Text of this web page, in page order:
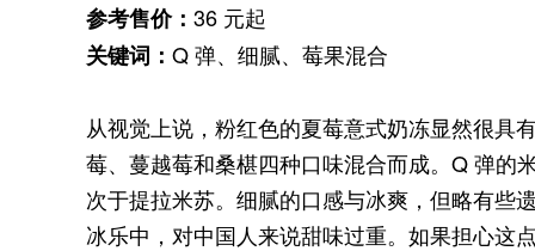
参考售价： 36 元起
关键词： Q 弹、细腻、莓果混合
从视觉上说，粉红色的夏莓意式奶冻显然很具
莓、蔓越莓和桑椹四种口味混合而成。Q 弹的
次于提拉米苏。细腻的口感与冰爽，但略有些
冰乐中，对中国人来说甜味过重。如果担心这